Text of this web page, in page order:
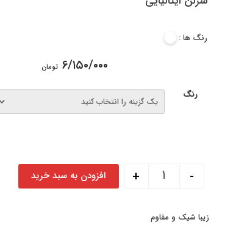
رنگ ها :
۶/۱۵۰/۰۰۰ تومان
رنگ
شزلن ایتالیایی عدد
-
+ افزودن به سبد خرید
زیبا شیک و مقاوم